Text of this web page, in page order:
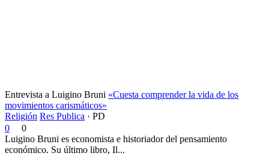
Entrevista a Luigino Bruni «Cuesta comprender la vida de los
movimientos carismáticos»
Religión Res Publica · PD
0
0
Luigino Bruni es economista e historiador del pensamiento
económico. Su último libro, Il...